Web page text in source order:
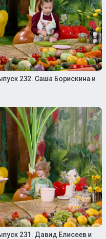
232. Саша Борискина и
231. Давид Елисеев и